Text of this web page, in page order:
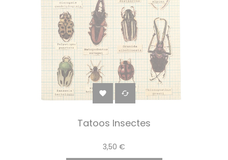
 
Tatoos Insectes
3,50 €